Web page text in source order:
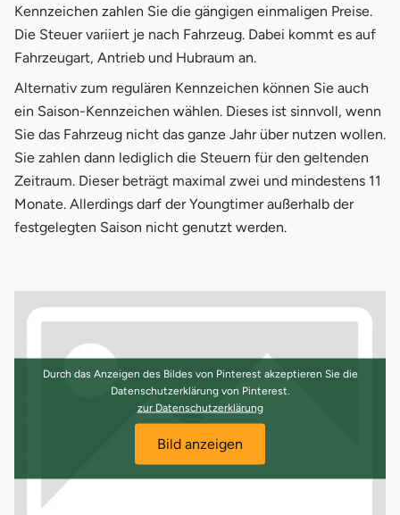
Kennzeichen zahlen Sie die gängigen einmaligen Preise.
Die Steuer variiert je nach Fahrzeug. Dabei kommt es auf
Fahrzeugart, Antrieb und Hubraum an.
Alternativ zum regulären Kennzeichen können Sie auch
ein Saison-Kennzeichen wählen. Dieses ist sinnvoll, wenn
Sie das Fahrzeug nicht das ganze Jahr über nutzen wollen.
Sie zahlen dann lediglich die Steuern für den geltenden
Zeitraum. Dieser beträgt maximal zwei und mindestens 11
Monate. Allerdings darf der Youngtimer außerhalb der
festgelegten Saison nicht genutzt werden.
Durch das Anzeigen des Bildes von Pinterest akzeptieren Sie die
Datenschutzerklärung von Pinterest.
zur Datenschutzerklärungöffnet in neuem Fenster
Bild anzeigen